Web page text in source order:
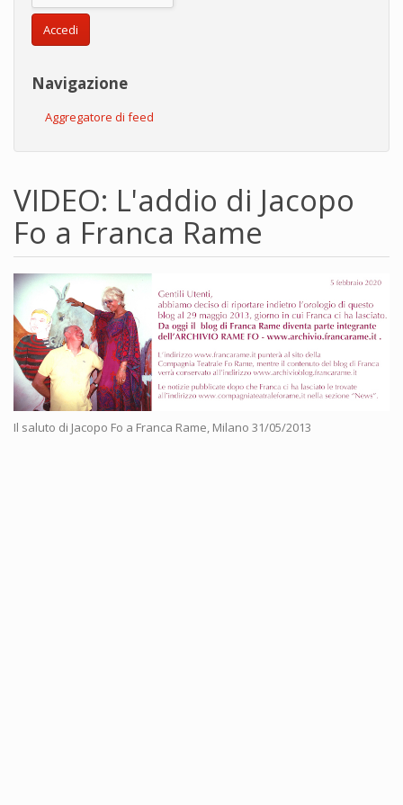
Accedi
Navigazione
Aggregatore di feed
VIDEO: L'addio di Jacopo
Fo a Franca Rame
Il saluto di Jacopo Fo a Franca Rame, Milano 31/05/2013